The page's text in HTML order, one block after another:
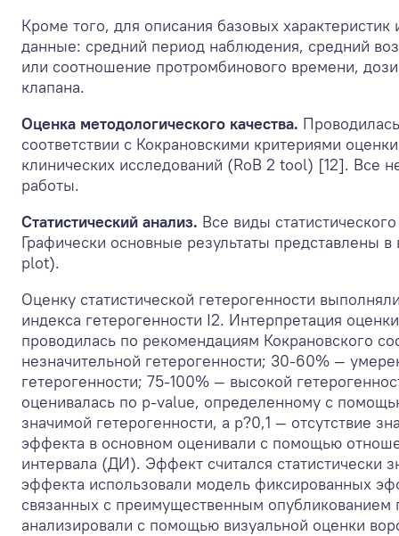
Кроме того, для описания базовых
данные: средний период наблюдения, средний
или соотношение протромбинового времени,
клапана.
Оценка методологического качества.
соответствии с Кокрановскими критериями
клинических исследований (RoB 2 tool) [12]. Все
работы.
Статистический анализ. Все виды
Графически основные результаты
plot).
Оценку статистической гетерогенности
индекса гетерогенности I2. Интерпретация
проводилась по рекомендациям Кокрановского
незначительной гетерогенности; 30-60% —
гетерогенности; 75-100% — высокой
оценивалась по p-value, определенному с
значимой гетерогенности, а р?0,1 — отсутствие
эффекта в основном оценивали с помощью
интервала (ДИ). Эффект считался
эффекта использовали модель фиксированных
связанных с преимущественным опубликованием
анализировали с помощью визуальной оценки